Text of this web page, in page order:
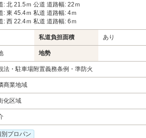
: 北 21.5ｍ 公道 道路幅: 22ｍ
: 東 45.4ｍ 私道 道路幅: 4ｍ
: 西 22.4ｍ 私道 道路幅: 6ｍ
私道負担面積 あり
地勢
法・駐車場附置義務条例・準防火
商業地域
化区域
別プロパン